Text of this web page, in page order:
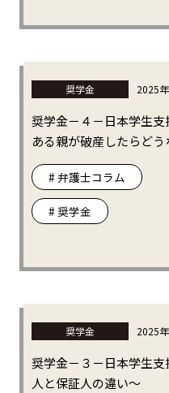
奨学金 2025
奨学金－４－日本学生
ある親が破産したらど
# 弁護士コラム
# 奨学金
奨学金 2025
奨学金－３－日本学生
人と保証人の違い～